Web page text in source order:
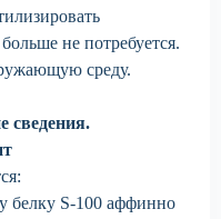
не потребуется.
среду.
сведения.
белку S-100 аффинно